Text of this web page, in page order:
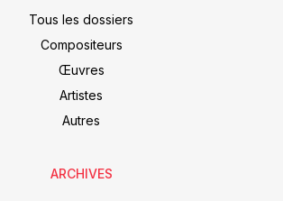
Tous les dossiers
Compositeurs
Œuvres
Artistes
Autres
ARCHIVES